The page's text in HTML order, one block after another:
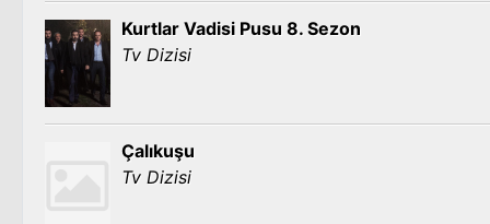
Kurtlar Vadisi Pusu 8. Sezon
Tv Dizisi
Çalıkuşu
Tv Dizisi